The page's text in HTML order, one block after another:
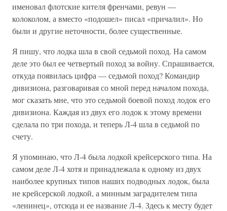
именовал флотские кителя френчами, ревун —
колоколом, а вместо «подошел» писал «причалил». Но
были и другие неточности, более существенные.
Я пишу, что лодка шла в свой седьмой поход. На самом
деле это был ее четвертый поход за войну. Спрашивается,
откуда появилась цифра — седьмой поход? Командир
дивизиона, разговаривая со мной перед началом похода,
мог сказать мне, что это седьмой боевой поход лодок его
дивизиона. Каждая из двух его лодок к этому времени
сделала по три похода, и теперь Л-4 шла в седьмой по
счету.
Я упоминаю, что Л-4 была лодкой крейсерского типа. На
самом деле Л-4 хотя и принадлежала к одному из двух
наиболее крупных типов наших подводных лодок, была
не крейсерской лодкой, а минным заградителем типа
«ленинец», отсюда и ее название Л-4. Здесь к месту будет